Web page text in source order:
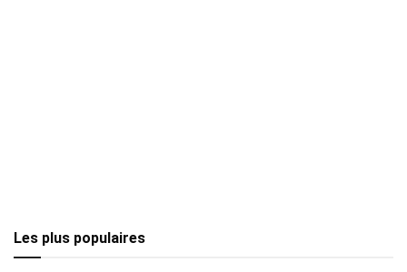
Les plus populaires